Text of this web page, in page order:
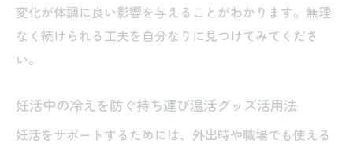
変化が体調に良い影響を与えることがわかります。無理
なく続けられる工夫を自分なりに見つけてみてくださ
い。
妊活中の冷えを防ぐ持ち運び温活グッズ活用法
妊活をサポートするためには、外出時や職場でも使える